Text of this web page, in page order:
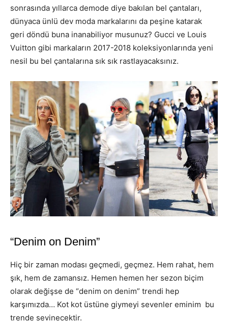
sonrasında yıllarca demode diye bakılan bel çantaları,
dünyaca ünlü dev moda markalarını da peşine katarak
geri döndü buna inanabiliyor musunuz? Gucci ve Louis
Vuitton gibi markaların 2017-2018 koleksiyonlarında yeni
nesil bu bel çantalarına sık sık rastlayacaksınız.
“Denim on Denim”
Hiç bir zaman modası geçmedi, geçmez. Hem rahat, hem
şık, hem de zamansız. Hemen hemen her sezon biçim
olarak değişse de “denim on denim” trendi hep
karşımızda… Kot kot üstüne giymeyi sevenler eminim bu
trende sevinecektir.